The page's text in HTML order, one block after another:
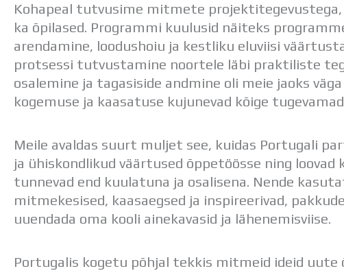
Kohapeal tutvusime mitmete
ka õpilased. Programmi kuulusid näiteks
arendamine, loodushoiu ja kestliku eluviisi
protsessi tutvustamine noortele läbi praktiliste
osalemine ja tagasiside andmine oli meie jaoks
kogemuse ja kaasatuse kujunevad kõige
Meile avaldas suurt muljet see, kuidas Portugali
ja ühiskondlikud väärtused õppetöösse ning loovad
tunnevad end kuulatuna ja osalisena. Nende
mitmekesised, kaasaegsed ja inspireerivad,
uuendada oma kooli ainekavasid ja lähenemisviise.
Portugalis kogetu põhjal tekkis mitmeid ideid uute